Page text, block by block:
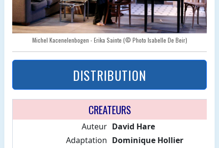
Michel Kacenelenbogen - Erika Sainte (© Photo Isabelle De Beir)
DISTRIBUTION
CREATEURS
Auteur David Hare
Adaptation Dominique Hollier